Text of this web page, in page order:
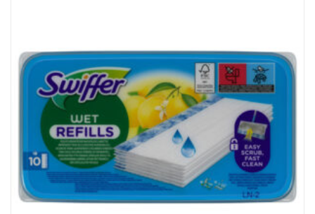
10
pezzi
quantità